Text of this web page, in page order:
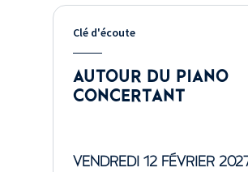
Clé d'écoute
AUTOUR DU PIANO
CONCERTANT
VENDREDI 12 FÉVRIER